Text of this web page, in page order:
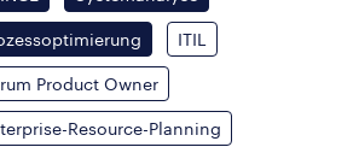
ITIL
Product Owner
Resource-Planning